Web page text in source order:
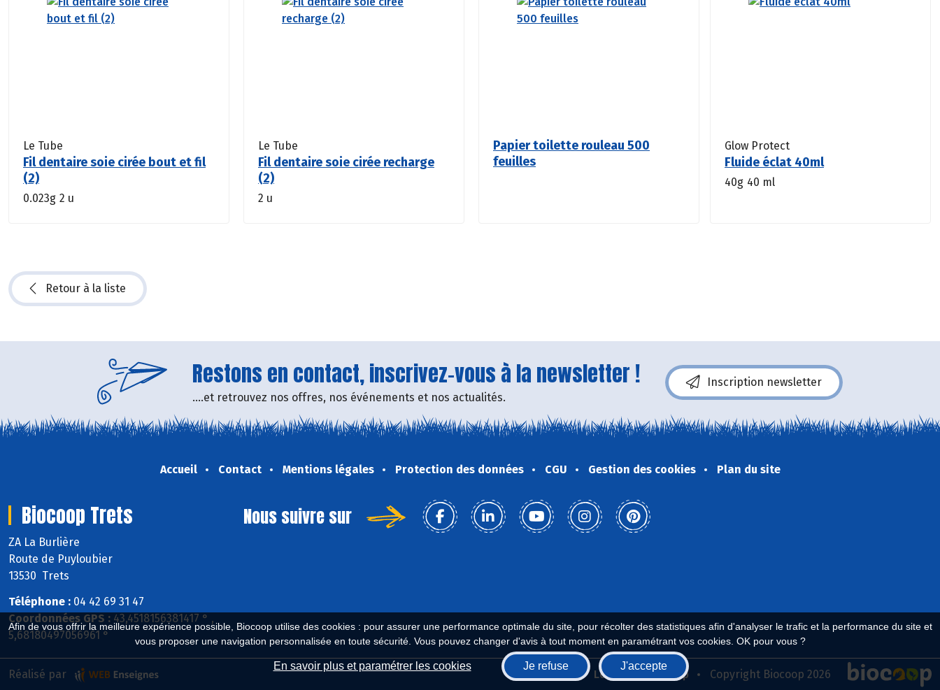
Afin de vous offrir la meilleure expérience possible, Biocoop utilise des cookies : pour assurer une performance optimale du site, pour récolter des statistiques afin d'analyser le trafic et la performance du site et
vous proposer une navigation personnalisée en toute sécurité. Vous pouvez changer d'avis à tout moment en paramétrant vos cookies. OK pour vous ?
En savoir plus et paramétrer les cookies Je refuse J'accepte
Le Tube
Fil dentaire soie cirée bout et fil
(2)
0.023g 2 u
Le Tube
Fil dentaire soie cirée recharge
(2)
2 u
Papier toilette rouleau 500
feuilles
Glow Protect
Fluide éclat 40ml
40g 40 ml
Retour à la liste
Restons en contact, inscrivez-vous à la newsletter !
....et retrouvez nos offres, nos événements et nos actualités.
Inscription newsletter
Accueil Contact Mentions légales Protection des données CGU Gestion des cookies Plan du site
Biocoop Trets
ZA La Burlière
Route de Puyloubier
13530 Trets
Téléphone : 04 42 69 31 47
Coordonnées GPS : 43,4518156381417 ° ,
5,68180497056961 °
Nous suivre sur
Biocoop.fr Le réseau Biocoop Copyright Biocoop 2026
Réalisé par